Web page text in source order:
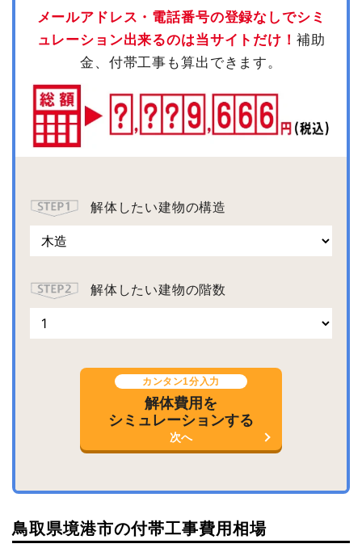
メールアドレス・電話番号の登録なしでシミ
ュレーション出来るのは当サイトだけ！ 補助
金、付帯工事も算出できます。
解体したい建物の構造
解体したい建物の階数
カンタン1分入力
解体費用を
シミュレーションする
次へ
鳥取県境港市の付帯工事費用相場